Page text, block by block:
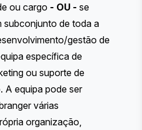
ou cargo - OU - se
subconjunto de toda a
gestão de
específica de
ou suporte de
A equipa pode ser
várias
organização,